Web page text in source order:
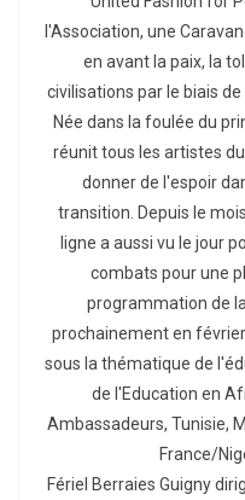
l'Association, une
en avant la paix, la
civilisations par le biais
Née dans la foulée du
réunit tous les artistes
donner de l'espoir
transition. Depuis le
ligne a aussi vu le jour
combats pour une
programmation de
prochainement en
sous la thématique de
de l'Education en
Ambassadeurs, Tunisie,
France/
Fériel Berraies Guigny